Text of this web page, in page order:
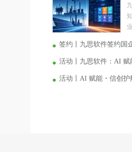
签约丨九思软件签约国
活动丨九思软件：AI
活动丨AI 赋能・信创